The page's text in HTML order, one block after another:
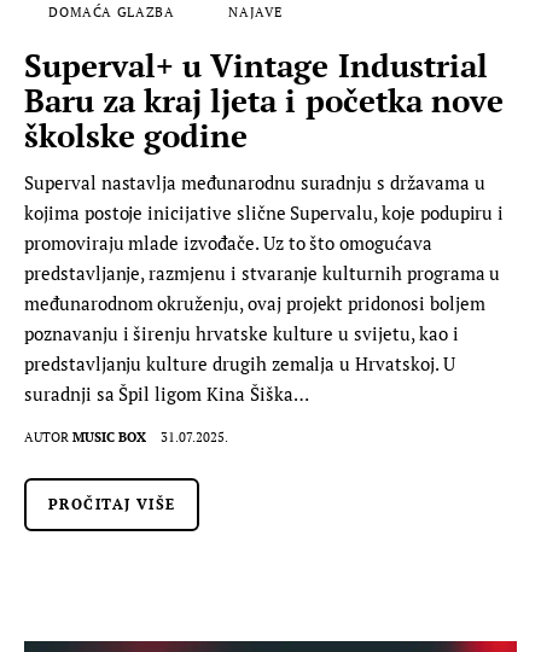
DOMAĆA GLAZBA NAJAVE
Superval+ u Vintage Industrial
Baru za kraj ljeta i početka nove
školske godine
Superval nastavlja međunarodnu suradnju s državama u
kojima postoje inicijative slične Supervalu, koje podupiru i
promoviraju mlade izvođače. Uz to što omogućava
predstavljanje, razmjenu i stvaranje kulturnih programa u
međunarodnom okruženju, ovaj projekt pridonosi boljem
poznavanju i širenju hrvatske kulture u svijetu, kao i
predstavljanju kulture drugih zemalja u Hrvatskoj. U
suradnji sa Špil ligom Kina Šiška…
AUTOR MUSIC BOX 31.07.2025.
PROČITAJ VIŠE